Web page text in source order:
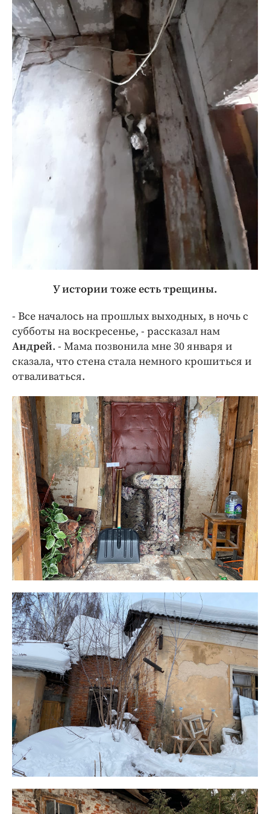
У истории тоже есть трещины.
- Все началось на прошлых выходных, в ночь с
субботы на воскресенье, - рассказал нам
Андрей. - Мама позвонила мне 30 января и
сказала, что стена стала немного крошиться и
отваливаться.